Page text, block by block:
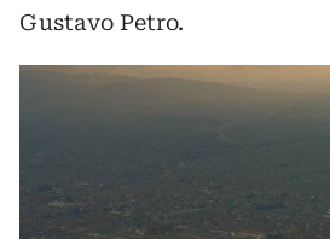
Gustavo Petro.